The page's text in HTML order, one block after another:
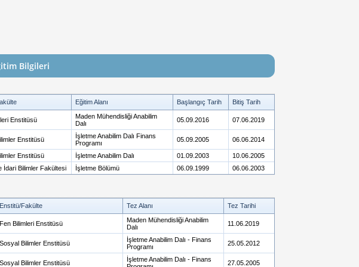
Bilgileri
Eğitim Alanı Başlangıç Tarih Bitiş Tarih
Enstitüsü
Maden Mühendisliği Anabilim
Dalı
05.09.2016 07.06.2019
Enstitüsü
İşletme Anabilim Dalı Finans
Programı
05.09.2005 06.06.2014
Enstitüsü İşletme Anabilim Dalı 01.09.2003
10.06.2005
İdari Bilimler Fakültesi İşletme Bölümü 06.09.1999 06.06.2003
Enstitü/Fakülte Tez Alanı Tez Tarihi
Fen Bilimleri Enstitüsü
Maden Mühendisliği Anabilim
Dalı
11.06.2019
Sosyal Bilimler Enstitüsü
İşletme Anabilim Dalı - Finans
Programı
25.05.2012
Sosyal Bilimler Enstitüsü
İşletme Anabilim Dalı - Finans
27.05.2005